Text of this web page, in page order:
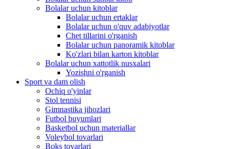
Bolalar uchun kitoblar
Bolalar uchun ertaklar
Bolalar uchun o'quv adabiyotlar
Chet tillarini o'rganish
Bolalar uchun panoramik kitoblar
Ko'zlari bilan karton kitoblar
Bolalar uchun xattotlik nusxalari
Yozishni o'rganish
Sport va dam olish
Ochiq o'yinlar
Stol tennisi
Gimnastika jihozlari
Futbol buyumlari
Basketbol uchun materiallar
Voleybol tovarlari
Boks tovarlari